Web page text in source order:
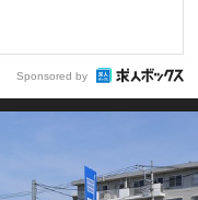
Sponsored by